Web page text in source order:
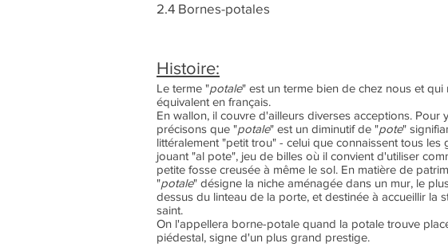
2.4 Bornes-potales
Histoire:
Le terme "potale" est un terme bien de chez nous et qui
équivalent en français.
En wallon, il couvre d'ailleurs diverses acceptions. Pour
précisons que "potale" est un diminutif de "pote"
littéralement "petit trou" - celui que connaissent tous les
jouant "al pote", jeu de billes où il convient d'utiliser
petite fosse creusée à même le sol. En matière de
"potale" désigne la niche aménagée dans un mur, le
dessus du linteau de la porte, et destinée à accueillir la
saint.
On l'appellera borne-potale quand la potale trouve
piédestal, signe d'un plus grand prestige.